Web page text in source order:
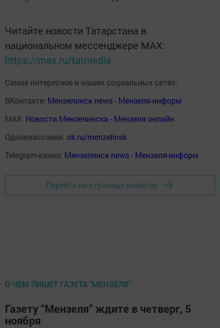
Читайте новости Татарстана в
национальном мессенджере MАХ:
https://max.ru/tatmedia
Самое интересное в наших социальных сетях:
ВКонтакте: Мензелинск news - Мензеля-информ
MAX: Новости Мензелинска - Мензеля онлайн
Одноклассники: ok.ru/menzelinsk
Telegram-канал: Мензелинск news - Мензеля-информ
Перейти на страницу новости
О ЧЕМ ПИШЕТ ГАЗЕТА "МЕНЗЕЛЯ"
Газету “Мензеля” ждите в четверг, 5
ноября